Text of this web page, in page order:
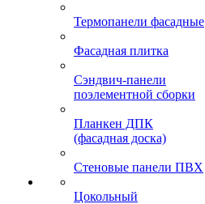
Термопанели фасадные
Фасадная плитка
Сэндвич-панели
поэлементной сборки
Планкен ДПК
(фасадная доска)
Стеновые панели ПВХ
Цокольный